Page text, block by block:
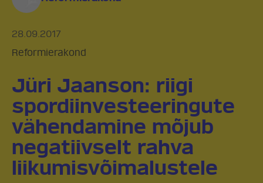
28.09.2017
Reformierakond
Jüri Jaanson: riigi
spordiinvesteeringute
vähendamine mõjub
negatiivselt rahva
liikumisvõimalustele